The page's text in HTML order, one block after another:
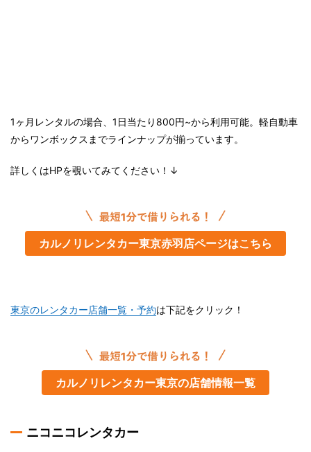
1ヶ月レンタルの場合、1日当たり800円~から利用可能。軽自動車
からワンボックスまでラインナップが揃っています。
詳しくはHPを覗いてみてください！↓
カルノリレンタカー東京赤羽店ページはこちら
東京のレンタカー店舗一覧・予約は下記をクリック！
カルノリレンタカー東京の店舗情報一覧
ニコニコレンタカー